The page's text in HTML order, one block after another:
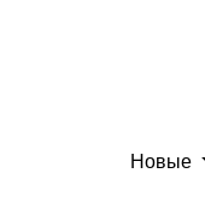
Новые